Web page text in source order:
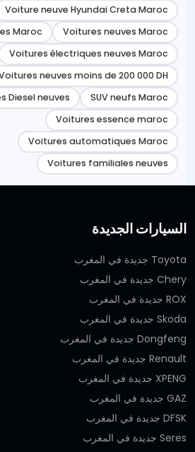
Voiture neuve Hyundai Creta Maroc
Voitures neuves Maroc
Maroc
Voitures électriques neuves Maroc
neuves moins de 200 000 DH
SUV neufs Maroc
Diesel neuves
Voitures essence maroc
Voitures automatiques Maroc
Voitures familiales neuves
السيارات الجديدة
Toyota جديدة في المغرب
Chery جديدة في المغرب
ROX جديدة في المغرب
Skoda جديدة في المغرب
Dongfeng جديدة في المغرب
Renault جديدة في المغرب
XPENG جديدة في المغرب
GAZ جديدة في المغرب
DFSK جديدة في المغرب
Seres جديدة في المغرب